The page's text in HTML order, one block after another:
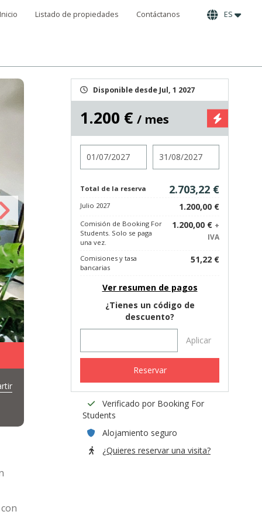
Inicio Listado de propiedades Contáctanos ES
Disponible desde Jul, 1 2027
1.200 € / mes
Total de la reserva 2.703,22 €
Julio 2027 1.200,00 €
Comisión de Booking For
Students. Solo se paga
una vez.
1.200,00 € +
IVA
Comisiones y tasa
bancarias
51,22 €
Ver resumen de pagos
¿Tienes un código de
descuento?
Aplicar
Reservar
Verificado por Booking For
Students
Alojamiento seguro
¿Quieres reservar una visita?